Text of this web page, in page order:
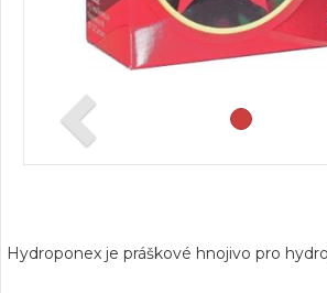
Hydroponex je práškové hnojivo pro